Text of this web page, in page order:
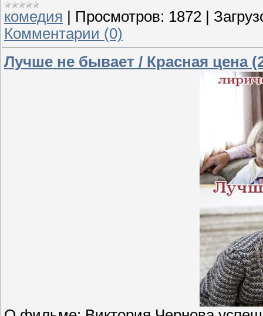
комедия
Просмотров: 1872
Комментарии (0)
Лучше не бывает / Красная цена